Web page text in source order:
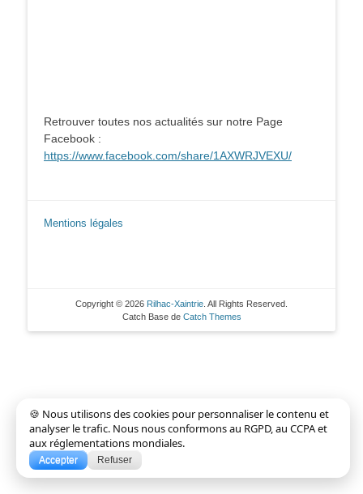
Retrouver toutes nos actualités sur notre Page
Facebook :
https://www.facebook.com/share/1AXWRJVEXU/
Mentions légales
Copyright © 2026 Rilhac-Xaintrie . All Rights Reserved.
Catch Base de Catch Themes
🍪 Nous utilisons des cookies pour personnaliser le contenu et
analyser le trafic. Nous nous conformons au RGPD, au CCPA et
aux réglementations mondiales.
Accepter Refuser